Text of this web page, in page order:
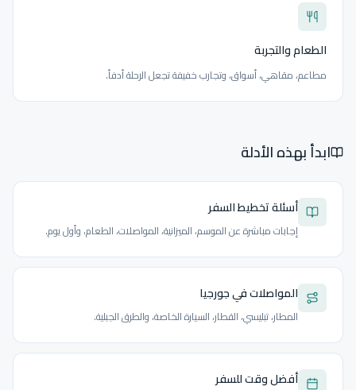
الطعام والتجربة
مطاعم، مقاهي، أسواق، وتجارب خفيفة تجعل الرحلة أدفأ.
ابدأ بهذه الأدلة
أسئلة تخطيط السفر
إجابات مباشرة عن الموسم، الميزانية، المواصلات، الطعام، وأول يوم.
المواصلات في جورجيا
المطار، تبليسي، القطار، السيارة الخاصة، والطرق الجبلية.
أفضل وقت للسفر